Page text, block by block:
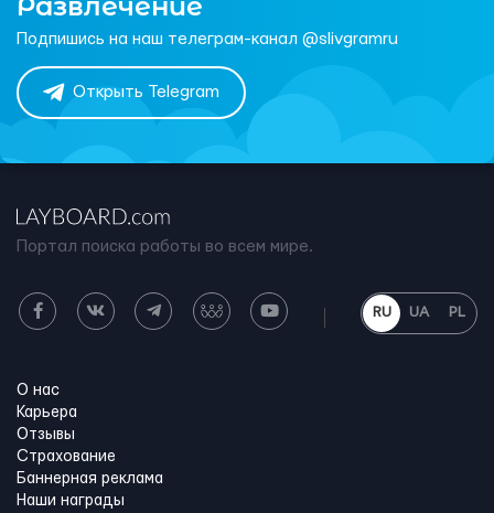
Подпишись на наш телеграм-канал @slivgramru
Открыть Telegram
Портал поиска работы во всем мире.
RU UA PL
О нас
Карьера
Отзывы
Страхование
Баннерная реклама
Наши награды